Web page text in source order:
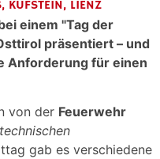
, KUFSTEIN, LIENZ
einem "Tag der
präsentiert – und
Anforderung für einen
von der Feuerwehr
gab es verschiedene